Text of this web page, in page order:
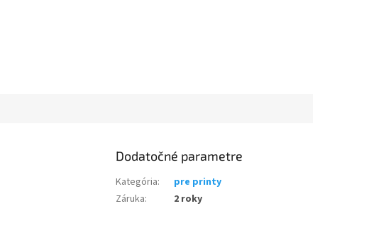
Dodatočné parametre
Kategória:
pre printy
Záruka: 2 roky